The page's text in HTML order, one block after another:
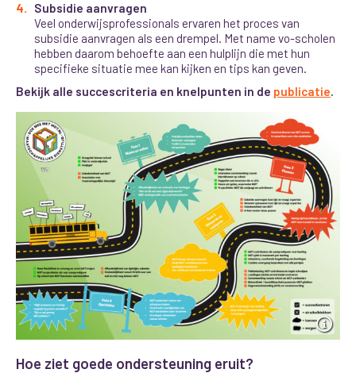
Subsidie aanvragen
Veel onderwijsprofessionals ervaren het proces van
subsidie aanvragen als een drempel. Met name vo-scholen
hebben daarom behoefte aan een hulplijn die met hun
specifieke situatie mee kan kijken en tips kan geven.
Bekijk alle succescriteria en knelpunten in de publicatie.
Hoe ziet goede ondersteuning eruit?